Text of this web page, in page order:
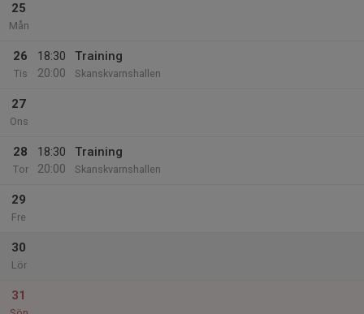
25
Mån
26
Tis
18:30
20:00
Training
Skanskvarnshallen
27
Ons
28
Tor
18:30
20:00
Training
Skanskvarnshallen
29
Fre
30
Lör
31